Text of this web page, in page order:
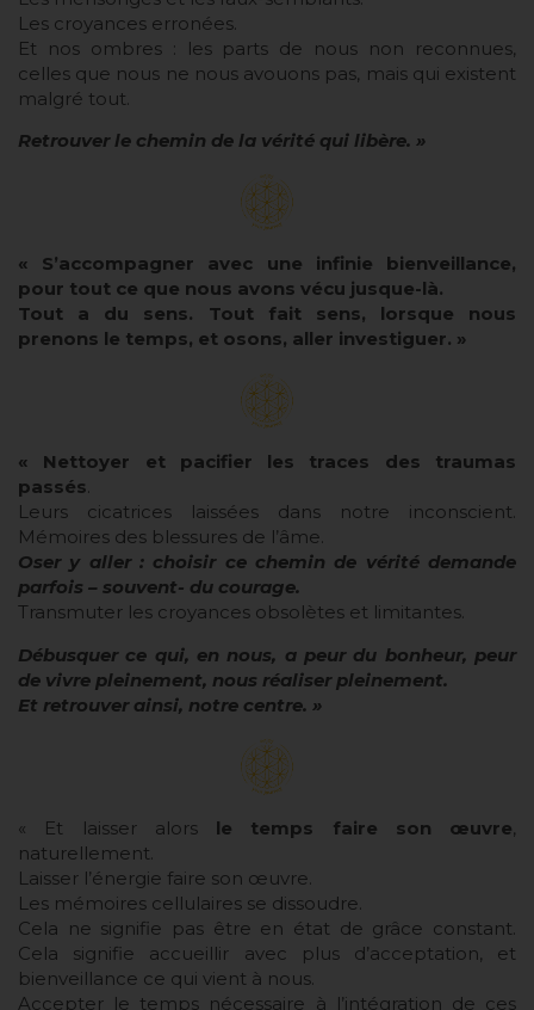
Les croyances erronées.
Et nos ombres : les parts de nous non reconnues,
celles que nous ne nous avouons pas, mais qui existent
malgré tout.
Retrouver le chemin de la vérité qui libère. »
« S’accompagner avec une infinie bienveillance,
pour tout ce que nous avons vécu jusque-là.
Tout a du sens. Tout fait sens, lorsque nous
prenons le temps, et osons, aller investiguer. »
« Nettoyer et pacifier les traces des traumas
passés.
Leurs cicatrices laissées dans notre inconscient.
Mémoires des blessures de l’âme.
Oser y aller : choisir ce chemin de vérité demande
parfois – souvent- du courage.
Transmuter les croyances obsolètes et limitantes.
Débusquer ce qui, en nous, a peur du bonheur, peur
de vivre pleinement, nous réaliser pleinement.
Et retrouver ainsi, notre centre. »
« Et laisser alors le temps faire son œuvre,
naturellement.
Laisser l’énergie faire son œuvre.
Les mémoires cellulaires se dissoudre.
Cela ne signifie pas être en état de grâce constant.
Cela signifie accueillir avec plus d’acceptation, et
bienveillance ce qui vient à nous.
Accepter le temps nécessaire à l’intégration de ces